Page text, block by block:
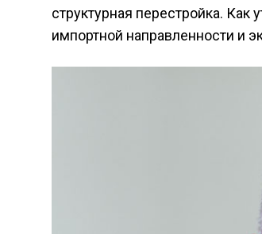
структурная перестройка.
импортной направленности и